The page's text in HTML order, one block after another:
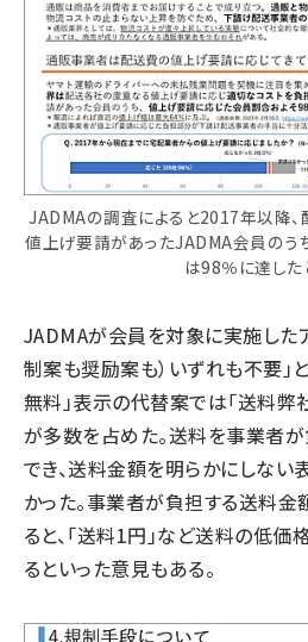
JADMAの調査によると2017年以降、
値上げ要請があったJADMA会員のう
は98％に達した
JADMAが会員を対象に実施したア
制案も奨励案も）いずれも不要」
無料」表示の代替案では「送料弊
が多数を占めた。送料を事業者
でき、送料金額を明らかにしな
かった。事業者が負担する送料
ると、「送料1円」など送料の低
るといった意見もある。